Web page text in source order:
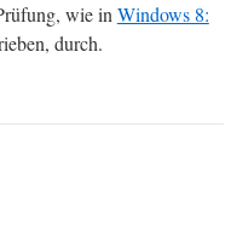
wie inWindows 8:
durch.